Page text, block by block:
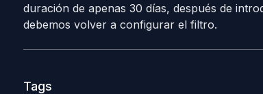
duración de apenas 30 días, después de
debemos volver a configurar el filtro.
Tags